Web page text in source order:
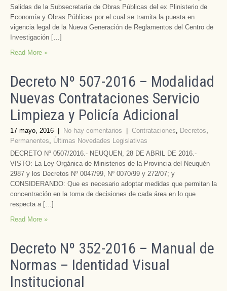
Salidas de la Subsecretaría de Obras Públicas del ex Plinisterio de
Economía y Obras Públicas por el cual se tramita la puesta en
vigencia legal de la Nueva Generación de Reglamentos del Centro de
Investigación […]
Read More »
Decreto Nº 507-2016 – Modalidad
Nuevas Contrataciones Servicio
Limpieza y Policía Adicional
17 mayo, 2016 No hay comentarios Contrataciones, Decretos,
Permanentes, Últimas Novedades Legislativas
DECRETO Nº 0507/2016.- NEUQUEN, 28 DE ABRIL DE 2016.-
VISTO: La Ley Orgánica de Ministerios de la Provincia del Neuquén
2987 y los Decretos Nº 0047/99, Nº 0070/99 y 272/07; y
CONSIDERANDO: Que es necesario adoptar medidas que permitan la
concentración en la toma de decisiones de cada área en lo que
respecta a […]
Read More »
Decreto Nº 352-2016 – Manual de
Normas – Identidad Visual
Institucional